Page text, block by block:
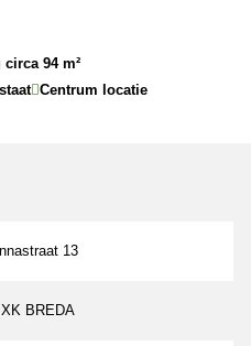
94 m²
Centrum locatie
13
BREDA